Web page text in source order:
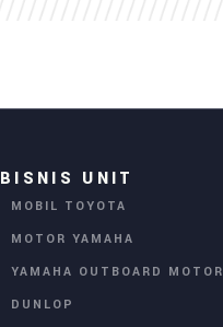
BISNIS UNIT
MOBIL TOYOTA
MOTOR YAMAHA
YAMAHA OUTBOARD MOTOR
DUNLOP